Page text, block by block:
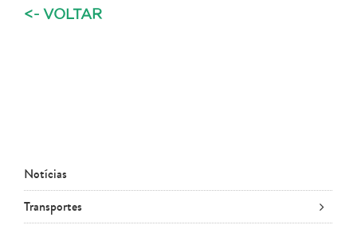
<- VOLTAR
Notícias
Transportes